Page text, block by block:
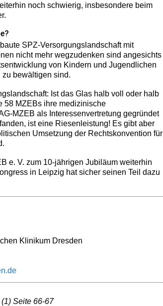
noch schwierig, insbesondere beim
SPZ-Versorgungslandschaft mit
nicht mehr wegzudenken sind angesichts
von Kindern und Jugendlichen
bewältigen sind.
Ist das Glas halb voll oder halb
58 MZEBs ihre medizinische
MZEB als Interessenvertretung gegründet
ist eine Riesenleistung! Es gibt aber
Umsetzung der Rechtskonvention für
e. V. zum 10-jährigen Jubiläum weiterhin
in Leipzig hat sicher seinen Teil dazu
Klinikum Dresden
Seite 66-67